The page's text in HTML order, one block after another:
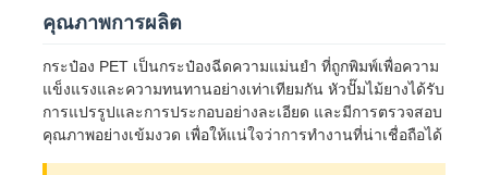
กระป๋องน้ํายาสําอาง
กระป๋องน้ําตกเครื่องสําอาง
คุณภาพการผลิต
กระป๋อง PET เป็นกระป๋องฉีดความแม่นยํา ที่ถูกพิมพ์เพื่อความ
แข็งแรงและความทนทานอย่างเท่าเทียมกัน หัวปั๊มไม้ยางได้รับ
การแปรรูปและการประกอบอย่างละเอียด และมีการตรวจสอบ
คุณภาพอย่างเข้มงวด เพื่อให้แน่ใจว่าการทํางานที่น่าเชื่อถือได้